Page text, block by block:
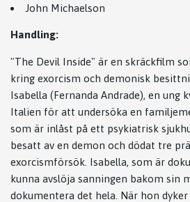
John Michaelson
Handling:
"The Devil Inside" är en skräckfilm
kring exorcism och demonisk
Isabella (Fernanda Andrade), en ung
Italien för att undersöka en
som är inlåst på ett psykiatrisk
besatt av en demon och dödat tre
exorcismförsök. Isabella, som är
kunna avslöja sanningen bakom sin
dokumentera det hela. När hon